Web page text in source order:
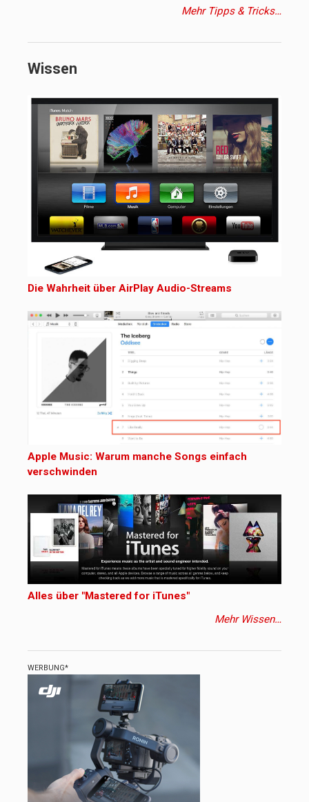
Mehr Tipps & Tricks…
Wissen
Die Wahrheit über AirPlay Audio-Streams
Apple Music: Warum manche Songs einfach
verschwinden
Alles über "Mastered for iTunes"
Mehr Wissen…
WERBUNG*